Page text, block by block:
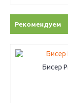
Рекомендуем
Бисер